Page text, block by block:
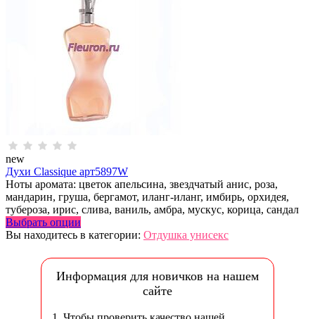
new
Духи Classique арт5897W
Ноты аромата: цветок апельсина, звездчатый анис, роза,
мандарин, груша, бергамот, иланг-иланг, имбирь, орхидея,
тубероза, ирис, слива, ваниль, амбра, мускус, корица, сандал
Выбрать опции
Вы находитесь в категории: Отдушка унисекс
Информация для новичков на нашем
сайте